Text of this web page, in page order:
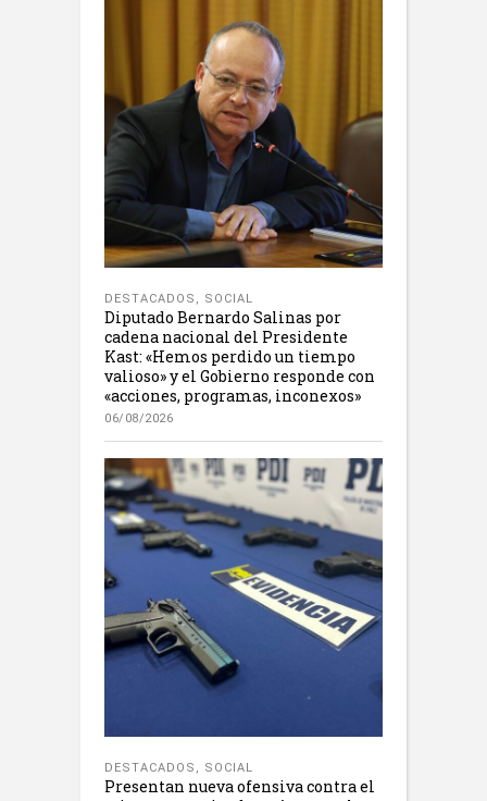
DESTACADOS , SOCIAL
Diputado Bernardo Salinas por
cadena nacional del Presidente
Kast: «Hemos perdido un tiempo
valioso» y el Gobierno responde con
«acciones, programas, inconexos»
06/08/2026
DESTACADOS , SOCIAL
Presentan nueva ofensiva contra el